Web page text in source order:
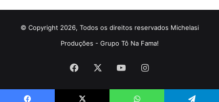
© Copyright 2026, Todos os direitos reservados Michelasi
Produções - Grupo Tô Na Fama!
Facebook YouTubeInstagram